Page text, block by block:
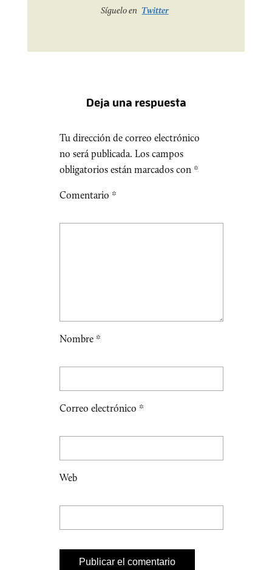
Síguelo en Twitter
Deja una respuesta
Tu dirección de correo electrónico
no será publicada. Los campos
obligatorios están marcados con *
Comentario *
Nombre *
Correo electrónico *
Web